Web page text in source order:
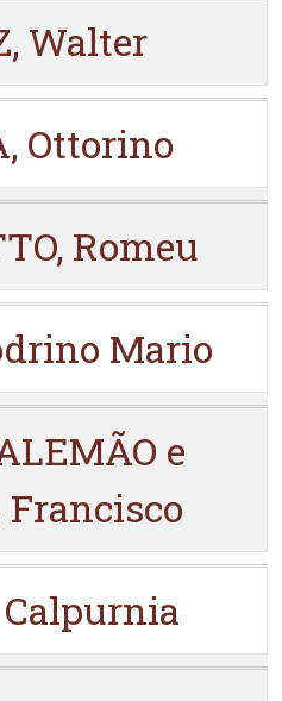
Walter
Ottorino
Romeu
Mario
e
Francisco
Calpurnia